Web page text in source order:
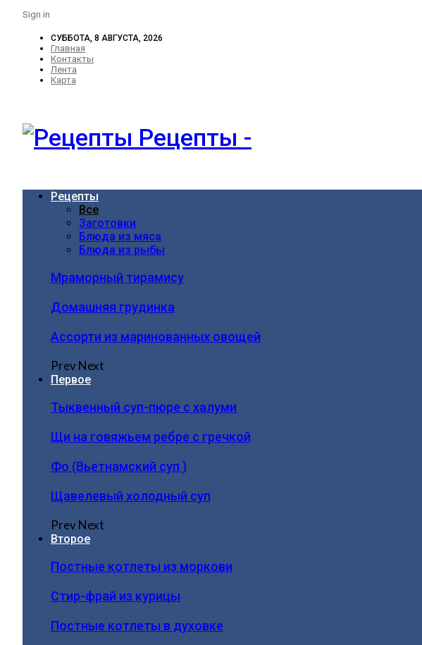
Sign in
СУББОТА, 8 АВГУСТА, 2026
Главная
Контакты
Лента
Карта
Рецепты -
Рецепты
Все
Заготовки
Блюда из мяса
Блюда из рыбы
Мраморный тирамису
Домашняя грудинка
Ассорти из маринованных овощей
PrevNext
Первое
Тыквенный суп-пюре с халуми
Щи на говяжьем ребре с гречкой
Фо (Вьетнамский суп )
Щавелевый холодный суп
PrevNext
Второе
Постные котлеты из моркови
Стир-фрай из курицы
Постные котлеты в духовке